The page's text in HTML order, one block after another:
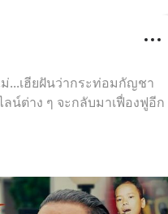
...เฮียฝันว่ากระท่อมกัญชา
น์ต่าง ๆ จะกลับมาเฟื่องฟูอีก